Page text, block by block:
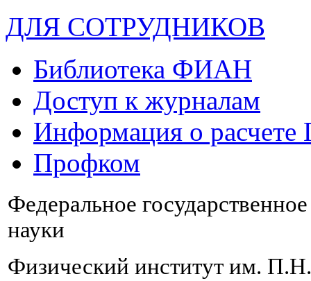
ДЛЯ СОТРУДНИКОВ
Библиотека ФИАН
Доступ к журналам
Информация о
Профком
Федеральное
науки
Физический институт им.